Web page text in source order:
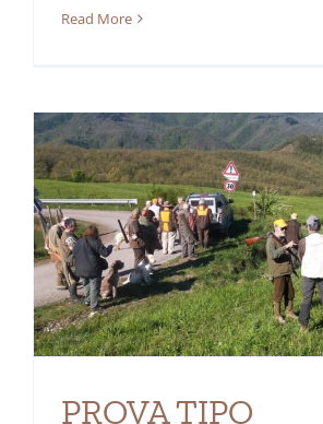
Read More
PROVA TIPO